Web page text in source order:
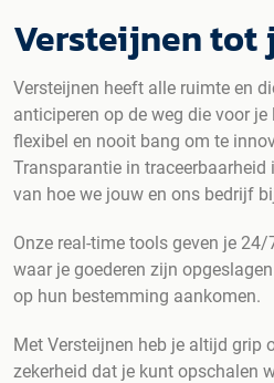
Versteijnen tot
Versteijnen heeft alle ruimte en
anticiperen op de weg die voor
flexibel en nooit bang om te
Transparantie in traceerbaarheid
van hoe we jouw en ons bedrijf
Onze real-time tools geven je
waar je goederen zijn
op hun bestemming aankomen.
Met Versteijnen heb je altijd grip
zekerheid dat je kunt opschalen